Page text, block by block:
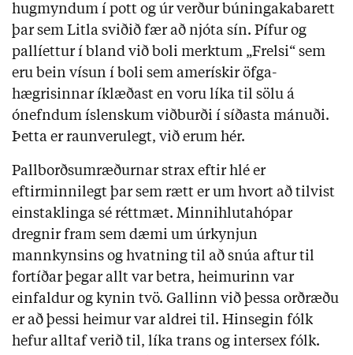
hugmyndum í pott og úr verður búningakabarett
þar sem Litla sviðið fær að njóta sín. Pífur og
pallíettur í bland við boli merktum „Frelsi“ sem
eru bein vísun í boli sem amerískir öfga-
hægrisinnar íklæðast en voru líka til sölu á
ónefndum íslenskum viðburði í síðasta mánuði.
Þetta er raunverulegt, við erum hér.
Pallborðsumræðurnar strax eftir hlé er
eftirminnilegt þar sem rætt er um hvort að tilvist
einstaklinga sé réttmæt. Minnihlutahópar
dregnir fram sem dæmi um úrkynjun
mannkynsins og hvatning til að snúa aftur til
fortíðar þegar allt var betra, heimurinn var
einfaldur og kynin tvö. Gallinn við þessa orðræðu
er að þessi heimur var aldrei til. Hinsegin fólk
hefur alltaf verið til, líka trans og intersex fólk.